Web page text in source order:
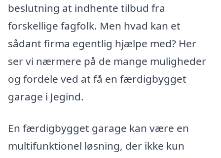
beslutning at indhente tilbud fra
forskellige fagfolk. Men hvad kan et
sådant firma egentlig hjælpe med? Her
ser vi nærmere på de mange muligheder
og fordele ved at få en færdigbygget
garage i Jegind.
En færdigbygget garage kan være en
multifunktionel løsning, der ikke kun